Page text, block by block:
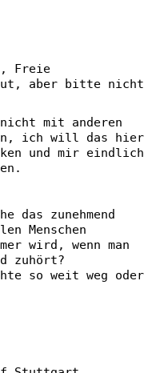
Freie
aber bitte nicht
mit anderen
ich will das hier
und mir eindlich
das zunehmend
Menschen
wird, wenn man
zuhört?
so weit weg oder